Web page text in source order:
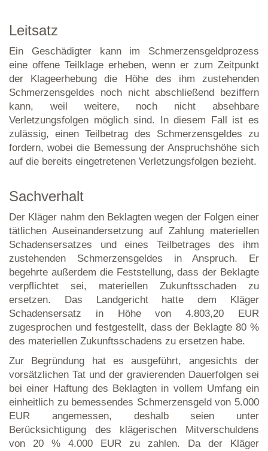
Leitsatz
Ein Geschädigter kann im Schmerzensgeldprozess
eine offene Teilklage erheben, wenn er zum Zeitpunkt
der Klageerhebung die Höhe des ihm zustehenden
Schmerzensgeldes noch nicht abschließend beziffern
kann, weil weitere, noch nicht absehbare
Verletzungsfolgen möglich sind. In diesem Fall ist es
zulässig, einen Teilbetrag des Schmerzensgeldes zu
fordern, wobei die Bemessung der Anspruchshöhe sich
auf die bereits eingetretenen Verletzungsfolgen bezieht.
Sachverhalt
Der Kläger nahm den Beklagten wegen der Folgen einer
tätlichen Auseinandersetzung auf Zahlung materiellen
Schadensersatzes und eines Teilbetrages des ihm
zustehenden Schmerzensgeldes in Anspruch. Er
begehrte außerdem die Feststellung, dass der Beklagte
verpflichtet sei, materiellen Zukunftsschaden zu
ersetzen. Das Landgericht hatte dem Kläger
Schadensersatz in Höhe von 4.803,20 EUR
zugesprochen und festgestellt, dass der Beklagte 80 %
des materiellen Zukunftsschadens zu ersetzen habe.
Zur Begründung hat es ausgeführt, angesichts der
vorsätzlichen Tat und der gravierenden Dauerfolgen sei
bei einer Haftung des Beklagten in vollem Umfang ein
einheitlich zu bemessendes Schmerzensgeld von 5.000
EUR angemessen, deshalb seien unter
Berücksichtigung des klägerischen Mitverschuldens
von 20 % 4.000 EUR zu zahlen. Da der Kläger